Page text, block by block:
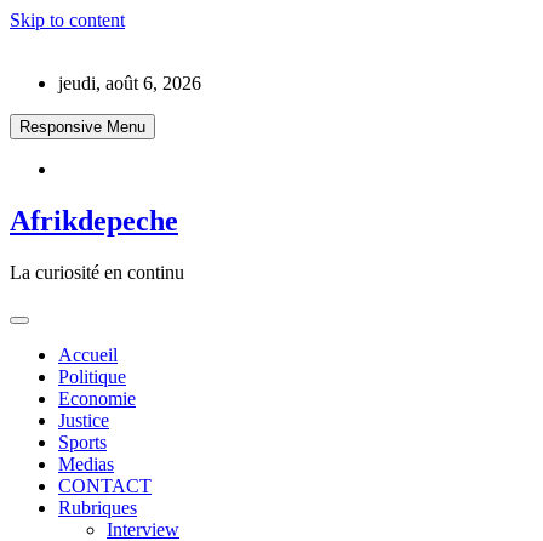
Skip to content
jeudi, août 6, 2026
Responsive Menu
Afrikdepeche
La curiosité en continu
Accueil
Politique
Economie
Justice
Sports
Medias
CONTACT
Rubriques
Interview